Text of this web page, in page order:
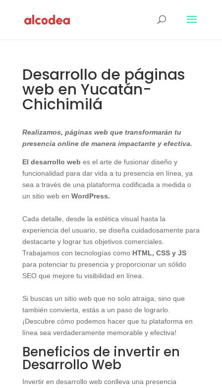
Desarrollo de páginas
web en Yucatán-
Chichimilá
Realizamos, páginas web que transformarán tu
presencia online de manera impactante y efectiva.
El desarrollo web es el arte de fusionar diseño y
funcionalidad para dar vida a tu presencia en línea, ya
sea a través de una plataforma codificada a medida o
un sitio web en WordPress.
Cada detalle, desde la estética visual hasta la
experiencia del usuario, se diseña cuidadosamente para
destacarte y lograr tus objetivos comerciales.
Trabajamos con tecnologías como HTML, CSS y JS
para potenciar tu presencia y proporcionar un sólido
SEO que mejore tu visibilidad en línea.
Si buscas un sitio web que no solo atraiga, sino que
también convierta, estás a un paso de lograrlo.
¡Descubre cómo podemos hacer que tu plataforma en
línea sea verdaderamente memorable y efectiva!
Beneficios de invertir en
Desarrollo Web
Invertir en desarrollo web conlleva una presencia